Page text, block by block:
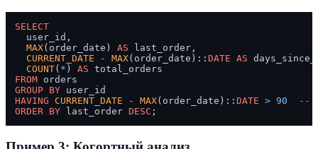
SELECT
  user_id,
MAX(order_date) AS last_order,
CURRENT_DATE
- MAX(order_date):: DATE AS
COUNT( * ) AS
FROM
GROUP BY
HAVING CURRENT_DATE - MAX(order_date):: DATE > 90
--
ORDER BY last_order DESC